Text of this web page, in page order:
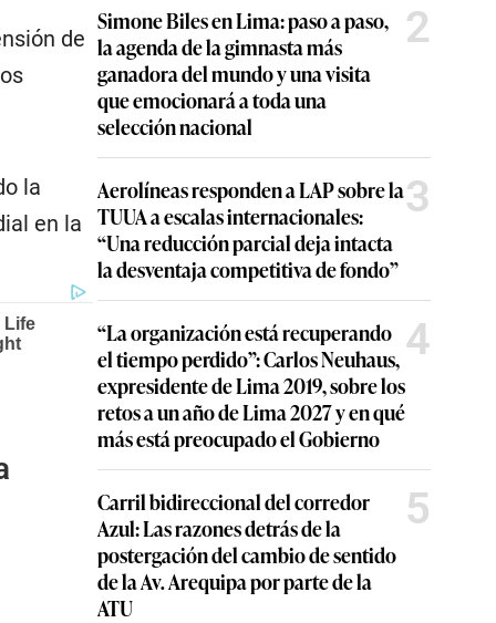
de
la
en la
Simone Biles en Lima: paso a paso,
la agenda de la gimnasta más
ganadora del mundo y una visita
que emocionará a toda una
selección nacional
2
Aerolíneas responden a LAP sobre la
TUUA a escalas internacionales:
“Una reducción parcial deja intacta
la desventaja competitiva de fondo”
3
“La organización está recuperando
el tiempo perdido”: Carlos Neuhaus,
expresidente de Lima 2019, sobre los
retos a un año de Lima 2027 y en qué
más está preocupado el Gobierno
4
Carril bidireccional del corredor
Azul: Las razones detrás de la
postergación del cambio de sentido
de la Av. Arequipa por parte de la
ATU
5